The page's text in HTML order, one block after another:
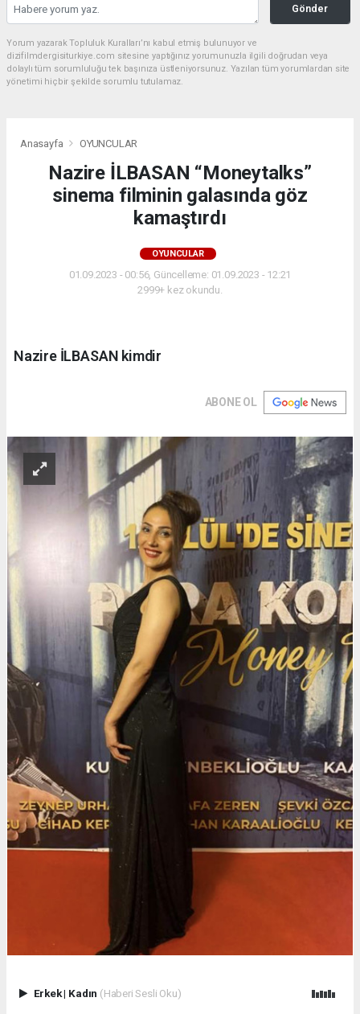
Gönder
Yorum yazarak Topluluk Kuralları’nı kabul etmiş bulunuyor ve
dizifilmdergisiturkiye.com sitesine yaptığınız yorumunuzla ilgili doğrudan veya
dolaylı tüm sorumluluğu tek başınıza üstleniyorsunuz. Yazılan tüm yorumlardan site
yönetimi hiçbir şekilde sorumlu tutulamaz.
Anasayfa OYUNCULAR
Nazire İLBASAN “Moneytalks”
sinema filminin galasında göz
kamaştırdı
OYUNCULAR
01.09.2023 - 00:56, Güncelleme: 01.09.2023 - 12:21
2999+ kez okundu.
Nazire İLBASAN kimdir
ABONE OL
Erkek| Kadın (Haberi Sesli Oku)